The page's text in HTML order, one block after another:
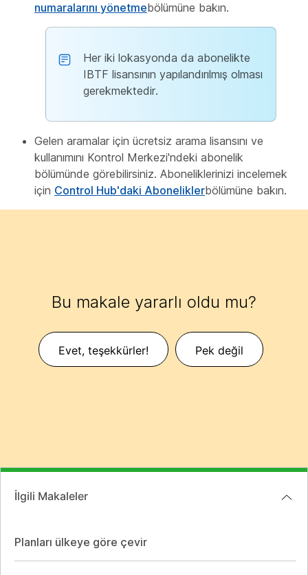
numaralarını yönetmebölümüne bakın.
Her iki lokasyonda da abonelikte
IBTF lisansının yapılandırılmış olması
gerekmektedir.
Gelen aramalar için ücretsiz arama lisansını ve
kullanımını Kontrol Merkezi'ndeki abonelik
bölümünde görebilirsiniz. Aboneliklerinizi incelemek
için Control Hub'daki Aboneliklerbölümüne bakın.
Bu makale yararlı oldu mu?
Evet, teşekkürler! Pek değil
İlgili Makaleler
Planları ülkeye göre çevir